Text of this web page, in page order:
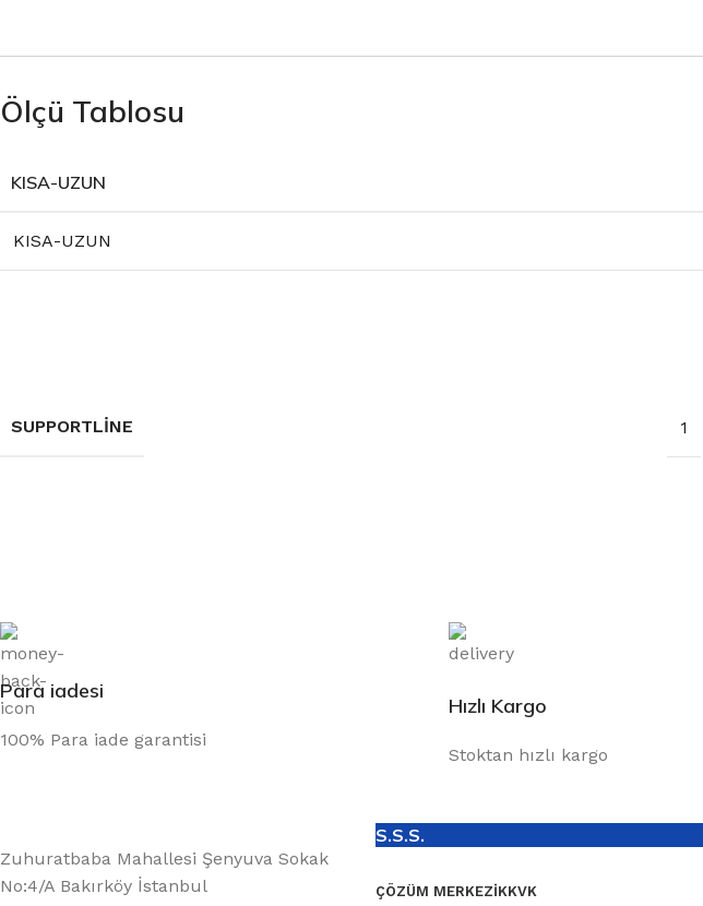
Ölçü Tablosu
KISA-UZUN
KISA-UZUN
SUPPORTLINE 1
Para iadesi
100% Para iade garantisi
Hızlı Kargo
Stoktan hızlı kargo
Zuhuratbaba Mahallesi Şenyuva Sokak
No:4/A Bakırköy İstanbul
S.S.S.
ÇÖZÜM MERKEZIKKVK